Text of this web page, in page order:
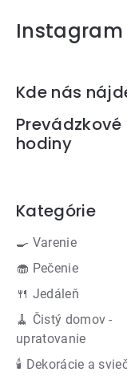
Instagram
Zápätie
Kde nás
Prevádzkové
hodiny
Kategórie
🍳 Varenie
🧁 Pečenie
🍴 Jedáleň
🧹 Čistý domov -
upratovanie
🕯 Dekorácie a